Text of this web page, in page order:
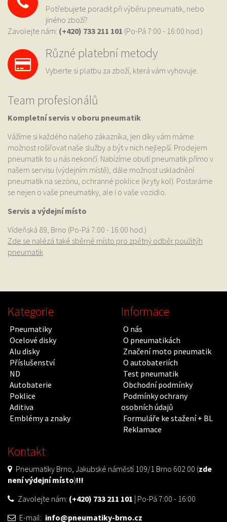
Potřebujete poradit při výběru pneumatik, nebo
jiného zboží?
Zavolejte nám: (+420) 733 211 101 (Po-Pá 7:00 - 16:00 hod.)
Různé platební metody
Vyberte si platbu za zboží, která vám vyhovuje.
Team profesionálů
Kompletní servis v oboru pneumatik
Vážíme si každého našeho zákazníka, jen díky vám máme
možnost rošiřovat naše služby a být v nich nejlepší. Prodejem
pneumatik to u nás nekončí. Nabízíme obutí pneumatik přímo v
našem servisu (výdejním místě), dále možnost uskladnění
pneumatik na sezónu, ochranné poklice (kryty kol). Postaráme
se nejen o vaše pneumatiky, ale i o vaše vozidlo.
Servis a výdejní místo
Vídeňská 89, Brno (Po-Pá 7:00 - 16:00 hod.)
Zde se nalézá také sběrné místo pro zpětný odběr použitýh
pneumatik
Kategorie
Pneumatiky
Ocelové disky
Alu disky
Příslušenství
ND
Autobaterie
Poklice
Aditiva
Emblémy a znaky
Informace
O nás
O pneumatikách
Značení moto pneumatik
O autobateriích
Test pneumatik
Obchodní podmínky
Podmínky ochrany
osobních údajů
Formuláře ke stažení + BL
Reklamace
Kontakt
Pneumatiky Brno, Jakubské náměstí 109/1 Brno 602 00 (zde
není výdejní místo)!!!
Zavolejte nám: (+420) 733 211 101 | Po-Pá 7:00 - 16:00
E-mail: info@pneumatiky-brno.cz